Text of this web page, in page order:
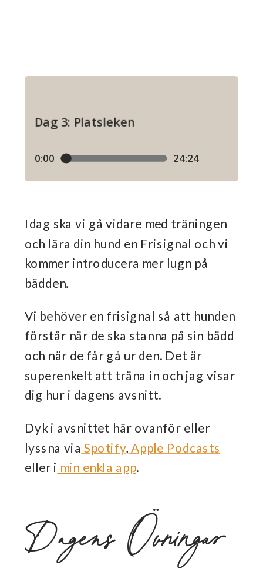
Idag ska vi gå vidare med träningen
och lära din hund en Frisignal och vi
kommer introducera mer lugn på
bädden.
Vi behöver en frisignal så att hunden
förstår när de ska stanna på sin bädd
och när de får gå ur den. Det är
superenkelt att träna in och jag visar
dig hur i dagens avsnitt.
Dyk i avsnittet här ovanför eller
lyssna via Spotify,Apple Podcasts
eller i min enkla app.
Dagens Övningar